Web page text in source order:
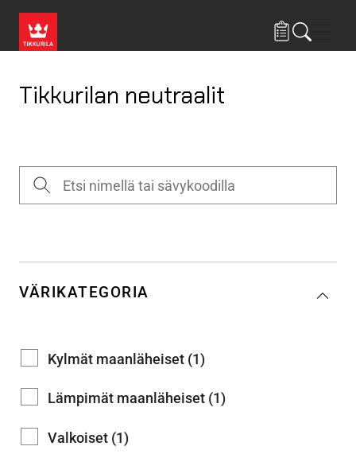
Tikkurilan neutraalit
VÄRIKATEGORIA
Kylmät maanläheiset (1)
Lämpimät maanläheiset (1)
Valkoiset (1)